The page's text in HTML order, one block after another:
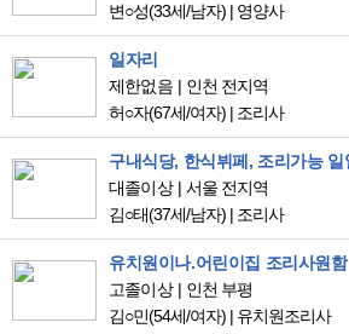
변○성(33세/남자) | 영양사
일자리
제한없음
인천 전지역
허○자(67세/여자) | 조리사
대졸이상
서울 전지역
김○태(37세/남자) | 조리사
유치원이나.어린이집 조리사원함
고졸이상
인천 부평
김○민(54세/여자) | 유치원조리사